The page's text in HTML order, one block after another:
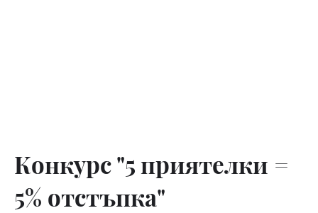
Конкурс "5 приятелки =
5% отстъпка"